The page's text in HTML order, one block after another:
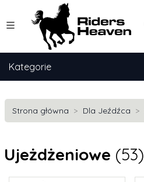
Kategorie
Strona główna Dla Jeźdźca
Ujeżdżeniowe (53)